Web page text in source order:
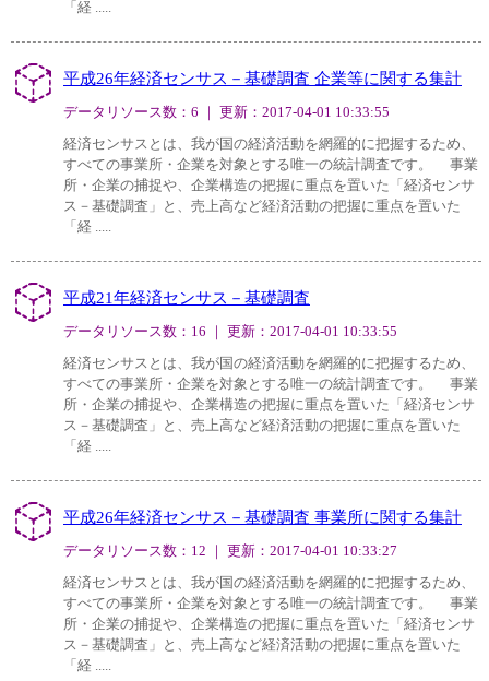
「経 .....
平成26年経済センサス－基礎調査 企業等に関する集計
データリソース数：6 ｜ 更新：2017-04-01 10:33:55
経済センサスとは、我が国の経済活動を網羅的に把握するため、
すべての事業所・企業を対象とする唯一の統計調査です。 事業
所・企業の捕捉や、企業構造の把握に重点を置いた「経済センサ
ス－基礎調査」と、売上高など経済活動の把握に重点を置いた
「経 .....
平成21年経済センサス－基礎調査
データリソース数：16 ｜ 更新：2017-04-01 10:33:55
経済センサスとは、我が国の経済活動を網羅的に把握するため、
すべての事業所・企業を対象とする唯一の統計調査です。 事業
所・企業の捕捉や、企業構造の把握に重点を置いた「経済センサ
ス－基礎調査」と、売上高など経済活動の把握に重点を置いた
「経 .....
平成26年経済センサス－基礎調査 事業所に関する集計
データリソース数：12 ｜ 更新：2017-04-01 10:33:27
経済センサスとは、我が国の経済活動を網羅的に把握するため、
すべての事業所・企業を対象とする唯一の統計調査です。 事業
所・企業の捕捉や、企業構造の把握に重点を置いた「経済センサ
ス－基礎調査」と、売上高など経済活動の把握に重点を置いた
「経 .....